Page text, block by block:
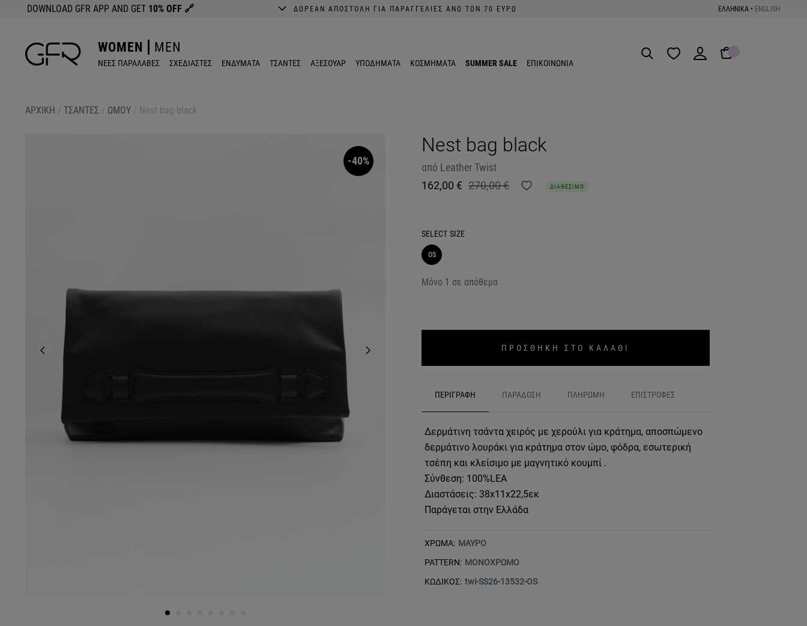
DOWNLOAD GFR APP AND GET 10% OFF 🔗 ΔΩΡΕΑΝ ΑΠΟΣΤΟΛΗ ΓΙΑ ΠΑΡΑΓΓΕΛΙΕΣ ΑΝΩ ΤΩΝ 70 ΕΥΡΩ ΕΛΛΗΝΙΚΑ • ENGLISH
WOMEN MEN
ΝΕΕΣ ΠΑΡΑΛΑΒΕΣ ΣΧΕΔΙΑΣΤΕΣ ΕΝΔΥΜΑΤΑ ΤΣΑΝΤΕΣ ΑΞΕΣΟΥΑΡ ΥΠΟΔΗΜΑΤΑ ΚΟΣΜΗΜΑΤΑ SUMMER SALE ΕΠΙΚΟΙΝΩΝΙΑ
ΑΡΧΙΚΉ / ΤΣΑΝΤΕΣ / ΩΜΟΥ / Nest bag black
-40%
Nest bag black
από Leather Twist
162,00 € 270,00 € ΔΙΑΘΕΣΙΜΟ
SELECT SIZE
OS
Μόνο 1 σε απόθεμα
ΠΡΟΣΘΗΚΗ ΣΤΟ ΚΑΛΑΘΙ
ΠΕΡΙΓΡΑΦΗ ΠΑΡΑΔΟΣΗ ΠΛΗΡΩΜΗ ΕΠΙΣΤΡΟΦΕΣ
Δερμάτινη τσάντα χειρός με χερούλι για κράτημα, αποσπώμενο
δερμάτινο λουράκι για κράτημα στον ώμο, φόδρα, εσωτερική
τσέπη και κλείσιμο με μαγνητικό κουμπί .
Σύνθεση: 100%LEA
Διαστάσεις: 38x11x22,5εκ
Παράγεται στην Ελλάδα
ΧΡΩΜΑ: ΜΑΥΡΟ
PATTERN: ΜΟΝΟΧΡΩΜΟ
ΚΩΔΙΚΟΣ: twi-SS26-13532-OS